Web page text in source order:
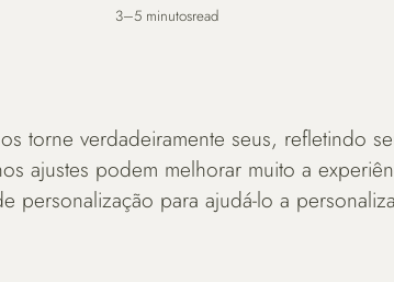
3–5 minutosread
torne verdadeiramente seus, refletindo
ajustes podem melhorar muito a
personalização para ajudá-lo a